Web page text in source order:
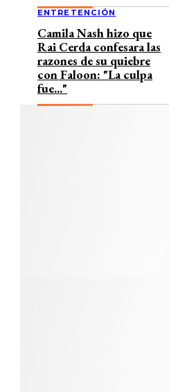
ENTRETENCIÓN
Camila Nash hizo que
Rai Cerda confesara las
razones de su quiebre
con Faloon: "La culpa
fue..."